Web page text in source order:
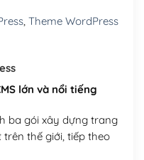
, Theme WordPress
lớn và nổi tiếng
ba gói xây dựng trang
thế giới, tiếp theo